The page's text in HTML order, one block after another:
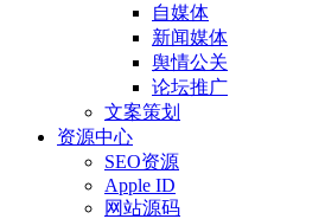
自媒体
新闻媒体
舆情公关
论坛推广
文案策划
资源中心
SEO资源
Apple ID
网站源码